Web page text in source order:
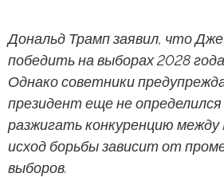
Дональд Трамп заявил, что
победить на выборах 2028
Однако советники
президент еще не
разжигать конкуренцию между
исход борьбы зависит от
выборов.